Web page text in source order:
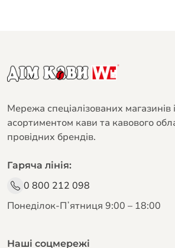
Мережа спеціалізованих
асортиментом кави та кавового
провідних брендів.
Гаряча лінія:
0 800 212 098
Понеділок-Пʼятниця 9:00 – 18:00
Наші соцмережі